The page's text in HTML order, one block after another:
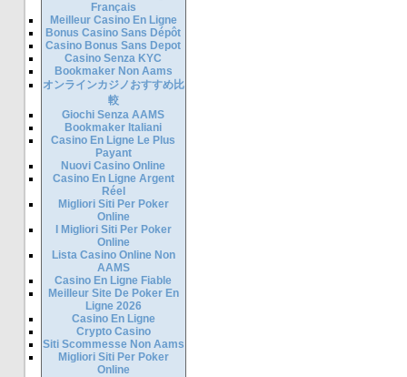
Français
Meilleur Casino En Ligne
Bonus Casino Sans Dépôt
Casino Bonus Sans Depot
Casino Senza KYC
Bookmaker Non Aams
オンラインカジノおすすめ比
較
Giochi Senza AAMS
Bookmaker Italiani
Casino En Ligne Le Plus
Payant
Nuovi Casino Online
Casino En Ligne Argent
Réel
Migliori Siti Per Poker
Online
I Migliori Siti Per Poker
Online
Lista Casino Online Non
AAMS
Casino En Ligne Fiable
Meilleur Site De Poker En
Ligne 2026
Casino En Ligne
Crypto Casino
Siti Scommesse Non Aams
Migliori Siti Per Poker
Online